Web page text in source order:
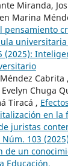
Miranda,
Marina
pensamiento
universitaria
(2025):
Cabrita
Chuga
Tiracá ,
en la
juristas
Núm. 103
de un
Educación.